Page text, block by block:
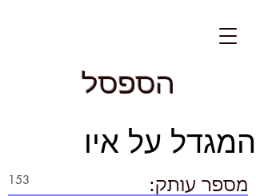
הספסל
מספר עותק:
המגדל על איו